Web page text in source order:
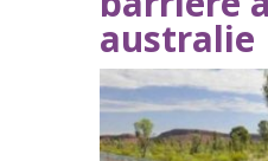
australie